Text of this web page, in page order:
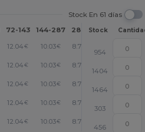
Stock En 61 días
72-143 144-287 288 + Más
Stock
12.04 € 10.03€ 8.70 +
954
12.04 € 10.03€ 8.70 +
1404
12.04 € 10.03€ 8.70 +
1464
12.04 € 10.03€ 8.70 +
303
12.04 € 10.03€ 8.70 +
456